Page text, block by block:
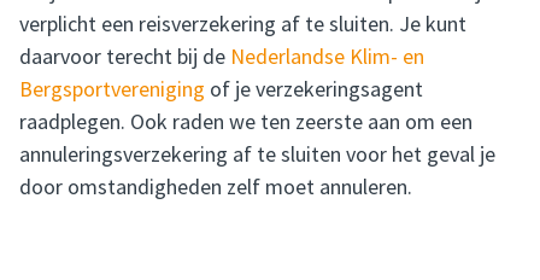
verplicht een reisverzekering af te sluiten. Je kunt
daarvoor terecht bij de Nederlandse Klim- en
Bergsportvereniging of je verzekeringsagent
raadplegen. Ook raden we ten zeerste aan om een
annuleringsverzekering af te sluiten voor het geval je
door omstandigheden zelf moet annuleren.